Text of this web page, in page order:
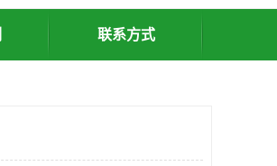
联系方式